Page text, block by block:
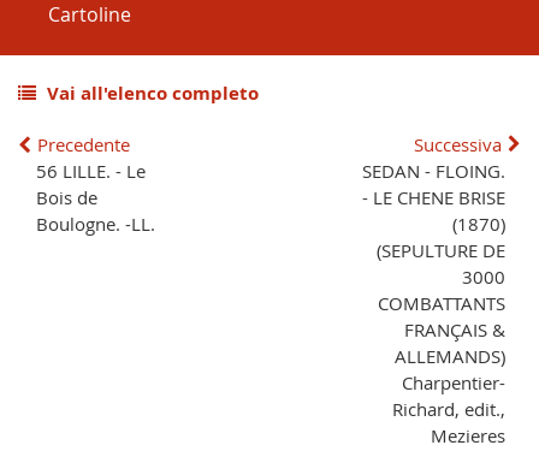
Cartoline
Vai all'elenco completo
Precedente
56 LILLE. - Le
Bois de
Boulogne. -LL.
Successiva
SEDAN - FLOING.
- LE CHENE BRISE
(1870)
(SEPULTURE DE
3000
COMBATTANTS
FRANÇAIS &
ALLEMANDS)
Charpentier-
Richard, edit.,
Mezieres